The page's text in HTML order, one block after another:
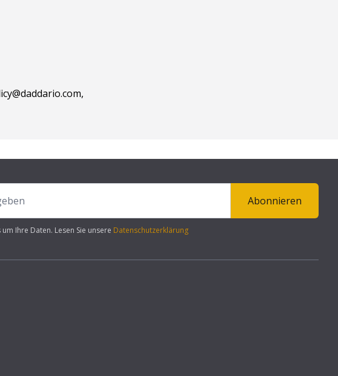
Abonnieren
Ihre Daten. Lesen Sie unsere Datenschutzerklärung